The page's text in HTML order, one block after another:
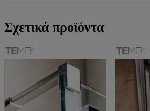
Σχετικά προϊόντα